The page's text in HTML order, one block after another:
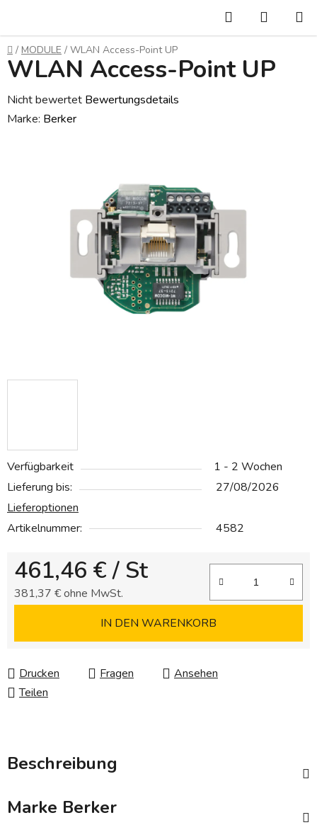
springen
Suchen
Startseite
/ MODULE / WLAN Access-Point UP
Verfügbarkeit
1 - 2 Wochen
Lieferung bis:
27/08/2026
Lieferoptionen
Artikelnummer:
4582
461,46 €/ St
381,37 € ohne MwSt.
IN DEN WARENKORB
Drucken Fragen
Ansehen
Teilen
WLAN Access-Point UP
Die
durchschnittliche
Nicht bewertet Bewertungsdetails
Marke: Berker
Beschreibung
Marke Berker